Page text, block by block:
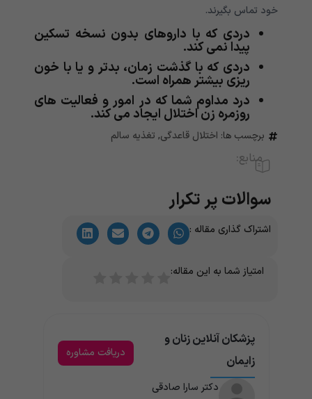
خود تماس بگیرند.
دردی که با داروهای بدون نسخه تسکین
پیدا نمی کند.
دردی که با گذشت زمان، بدتر و یا با خون
ریزی بیشتر همراه است.
درد مداوم شما که در امور و فعالیت های
روزمره زن اختلال ایجاد می کند.
برچسب ها: اختلال قاعدگی, تغذیه سالم
منابع:
سوالات پر تکرار
اشتراک گذاری مقاله :
امتیاز شما به این مقاله:
پزشکان آنلاین زنان و
زایمان
دریافت مشاوره
دکتر سارا صادقی